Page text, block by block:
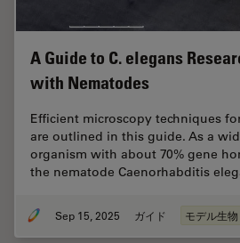
A Guide to C. elegans
with Nematodes
Efficient microscopy techniques
are outlined in this guide. As a
organism with about 70% gene
the nematode Caenorhabditis
Sep 15, 2025 ガイド モデル生物